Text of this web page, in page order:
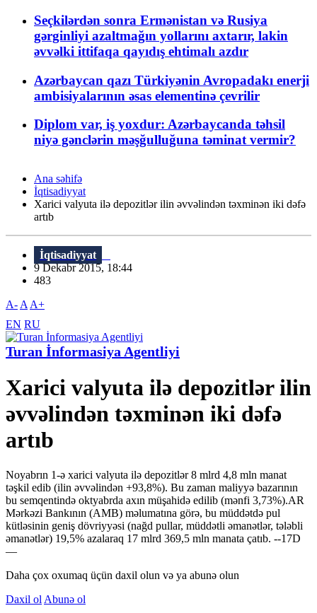
Seçkilərdən sonra Ermənistan və Rusiya
gərginliyi azaltmağın yollarını axtarır, lakin
əvvəlki ittifaqa qayıdış ehtimalı azdır
Azərbaycan qazı Türkiyənin Avropadakı enerji
ambisiyalarının əsas elementinə çevrilir
Diplom var, iş yoxdur: Azərbaycanda təhsil
niyə gənclərin məşğulluğuna təminat vermir?
Ana səhifə
İqtisadiyyat
Xarici valyuta ilə depozitlər ilin əvvəlindən təxminən iki dəfə
artıb
İqtisadiyyat
9 Dekabr 2015, 18:44
483
A- A A+
EN RU
Turan İnformasiya Agentliyi
Xarici valyuta ilə depozitlər ilin
əvvəlindən təxminən iki dəfə
artıb
Noyabrın 1-ə xarici valyuta ilə depozitlər 8 mlrd 4,8 mln manat
təşkil edib (ilin əvvəlindən +93,8%). Bu zaman maliyyə bazarının
bu semqentində oktyabrda axın müşahidə edilib (mənfi 3,73%).AR
Mərkəzi Bankının (AMB) məlumatına görə, bu müddətdə pul
kütləsinin geniş dövriyyəsi (nağd pullar, müddətli əmanətlər, tələbli
əmanətlər) 19,5% azalaraq 17 mlrd 369,5 mln manata çatıb. --17D
—
Daha çox oxumaq üçün daxil olun və ya abunə olun
Daxil ol Abunə ol